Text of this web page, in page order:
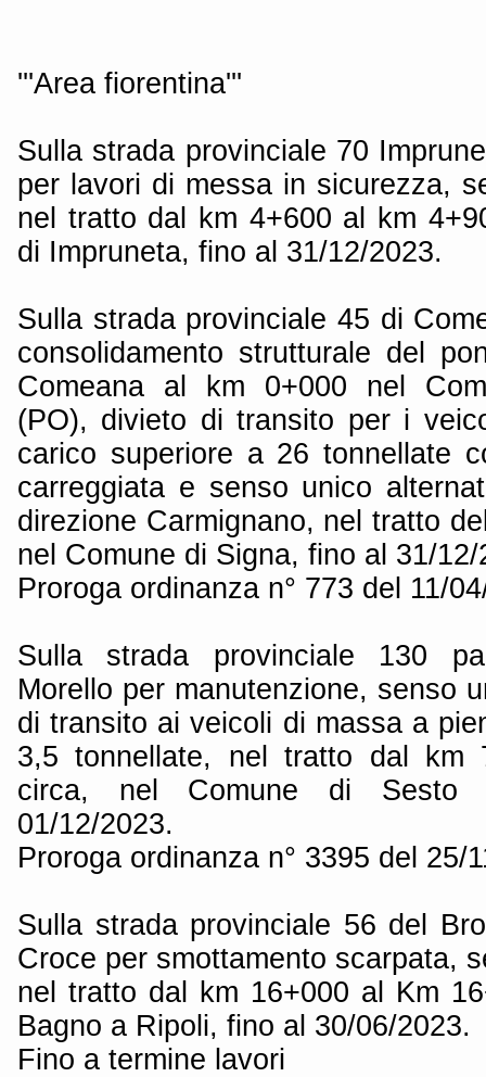
'''Area fiorentina'''
Sulla strada provinciale 70
per lavori di messa in sicurezza,
nel tratto dal km 4+600 al km
di Impruneta, fino al 31/12/2023.
Sulla strada provinciale 45 di
consolidamento strutturale del
Comeana al km 0+000 nel
(PO), divieto di transito per i
carico superiore a 26 tonnellate
carreggiata e senso unico
direzione Carmignano, nel tratto
nel Comune di Signa, fino al 31/12/
Proroga ordinanza n° 773 del 11/
Sulla strada provinciale 130
Morello per manutenzione, senso
di transito ai veicoli di massa a
3,5 tonnellate, nel tratto dal km
circa, nel Comune di Sesto
01/12/2023.
Proroga ordinanza n° 3395 del 25/
Sulla strada provinciale 56 del
Croce per smottamento scarpata,
nel tratto dal km 16+000 al Km
Bagno a Ripoli, fino al 30/06/2023.
Fino a termine lavori